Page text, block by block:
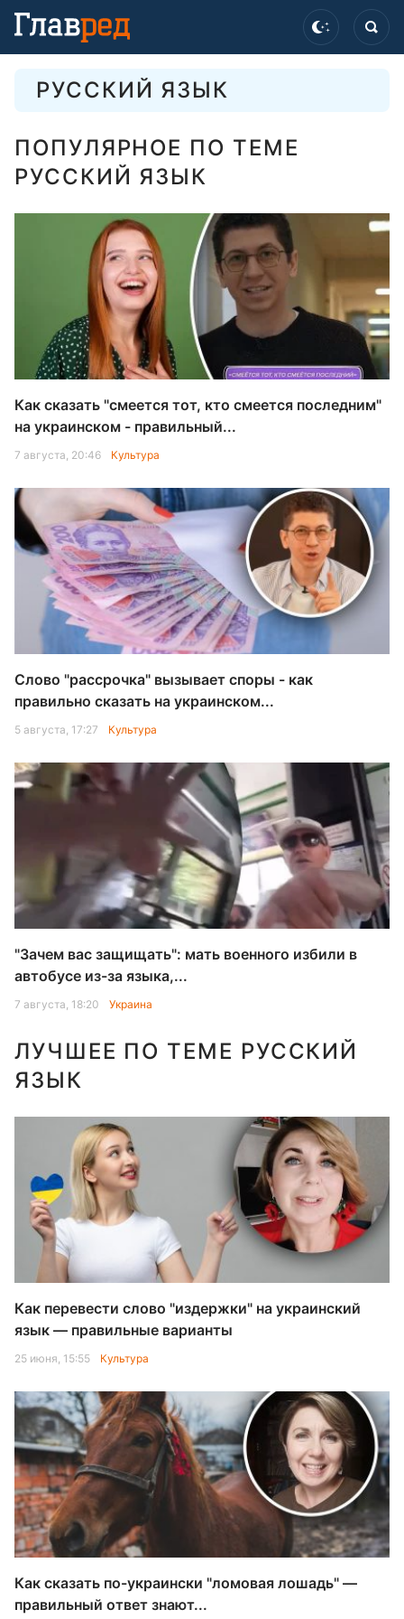
РУССКИЙ ЯЗЫК
ПОПУЛЯРНОЕ ПО ТЕМЕ
РУССКИЙ ЯЗЫК
Как сказать "смеется тот, кто смеется последним"
на украинском - правильный...
7 августа, 20:46 Культура
Слово "рассрочка" вызывает споры - как
правильно сказать на украинском...
5 августа, 17:27 Культура
"Зачем вас защищать": мать военного избили в
автобусе из-за языка,...
7 августа, 18:20 Украина
ЛУЧШЕЕ ПО ТЕМЕ РУССКИЙ
ЯЗЫК
Как перевести слово "издержки" на украинский
язык — правильные варианты
25 июня, 15:55 Культура
Как сказать по-украински "ломовая лошадь" —
правильный ответ знают...